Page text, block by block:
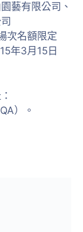
藝有限公司、
次名額限定
年3月15日
）。